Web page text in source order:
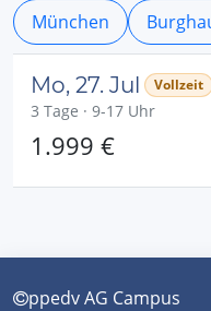
München
Mo, 27. Jul Vollzeit
3 Tage · 9-17 Uhr
1.999 €
ppedv AG Campus